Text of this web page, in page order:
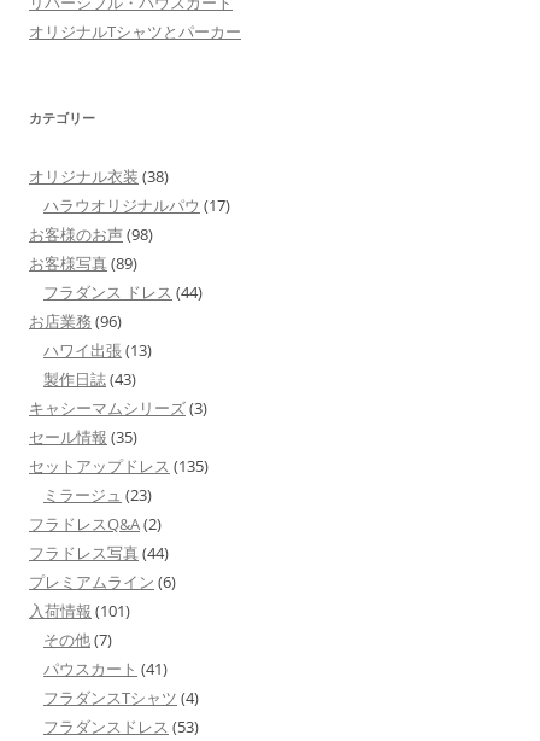
オリジナルTシャツとパーカー
カテゴリー
オリジナル衣装 (38)
ハラウオリジナルパウ (17)
お客様のお声(98)
お客様写真(89)
フラダンス ドレス (44)
お店業務 (96)
ハワイ出張(13)
製作日誌(43)
キャシーマムシリーズ(3)
セール情報 (35)
セットアップドレス (135)
ミラージュ (23)
フラドレスQ&A(2)
フラドレス写真(44)
プレミアムライン (6)
入荷情報 (101)
その他(7)
パウスカート (41)
フラダンスTシャツ (4)
フラダンスドレス (53)